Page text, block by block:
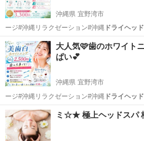
沖縄県 宜野湾市
ージ#沖縄リラクゼーション#沖縄ドライヘッ
サロンキング…
沖縄 宜野湾市 その他 小顔
大人気🩷歯のホワイト
ぱい💕
沖縄県 宜野湾市
ージ#沖縄リラクゼーション#沖縄ドライヘッ
サロンキング…
沖縄 宜野湾市 その他 ホワイトニ